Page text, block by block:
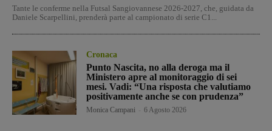
Tante le conferme nella Futsal Sangiovannese 2026-2027, che, guidata da
Daniele Scarpellini, prenderà parte al campionato di serie C1...
Cronaca
Punto Nascita, no alla deroga ma il
Ministero apre al monitoraggio di sei
mesi. Vadi: “Una risposta che valutiamo
positivamente anche se con prudenza”
Monica Campani 6 Agosto 2026